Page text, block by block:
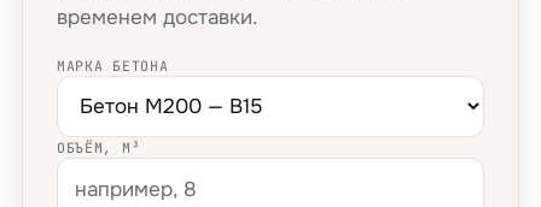
временем доставки.
МАРКА БЕТОНА
ОБЪЁМ, М³